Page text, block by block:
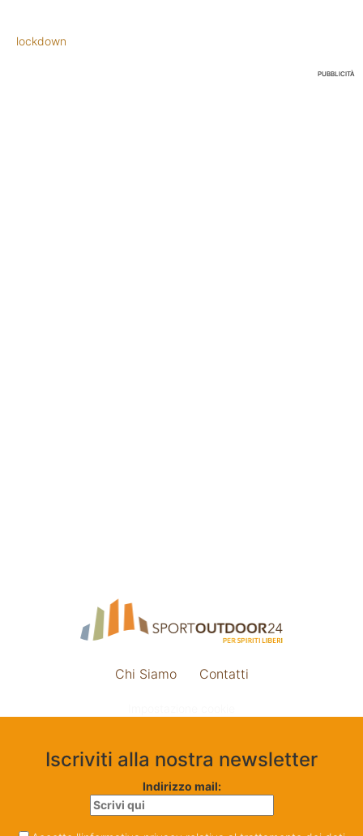
lockdown
PUBBLICITÀ
Chi Siamo Contatti
Iscriviti alla nostra newsletter
Indirizzo mail: